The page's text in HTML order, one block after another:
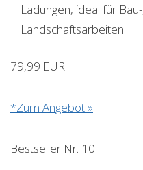
Ladungen, ideal für
Landschaftsarbeiten
79,99 EUR
*Zum Angebot »
Bestseller Nr. 10